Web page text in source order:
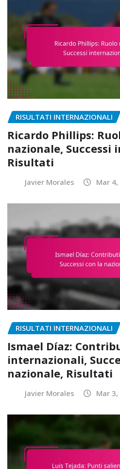
RISULTATI INTERNAZIONALI
Ricardo Phillips:
nazionale, Successi
Risultati
Javier Morales Mar
RISULTATI INTERNAZIONALI
Ismael Díaz:
internazionali,
nazionale, Risultati
Javier Morales Mar